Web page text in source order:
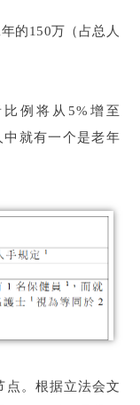
的150万（占总人
例将从5%增至
中就有一个是老年
点。根据立法会文